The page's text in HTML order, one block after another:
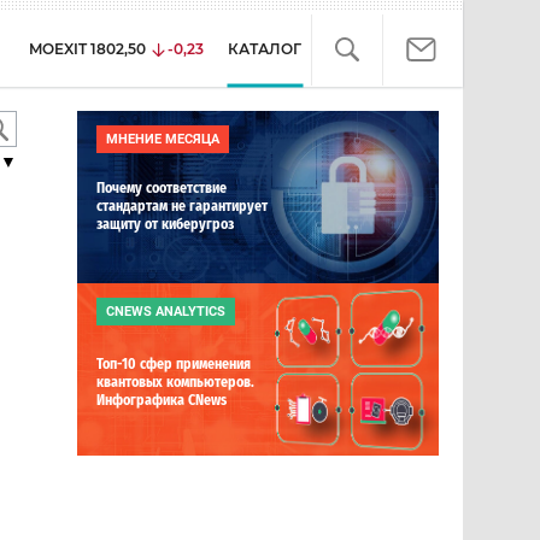
MOEXIT 1802,50 -0,23 КАТАЛОГ
▼
МНЕНИЕ МЕСЯЦА
Почему соответствие
стандартам не гарантирует
защиту от киберугроз
CNEWS ANALYTICS
Топ-10 сфер применения
квантовых компьютеров.
Инфографика CNews